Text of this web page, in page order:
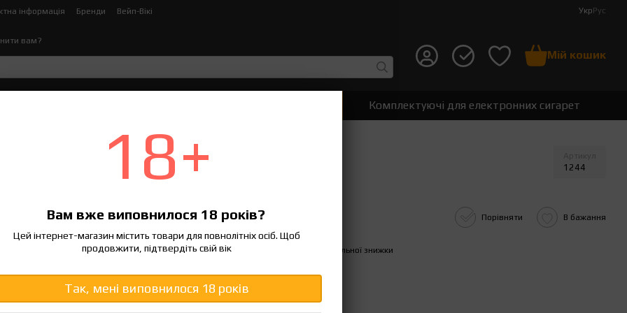
інформація Бренди Вейп-Вікі УкрРус
вам?
Мій кошик
сигарет Комплектуючі для електронних сигарет
1244
120 грн Порівняти В бажання
% Увійтидля відображення накопичувальної знижки
Смак
Kiwi
18+
Вам вже виповнилося 18 років?
Цей інтернет-магазин містить товари для повнолітніх осіб. Щоб
продовжити, підтвердіть свій вік
Так, мені виповнилося 18 років